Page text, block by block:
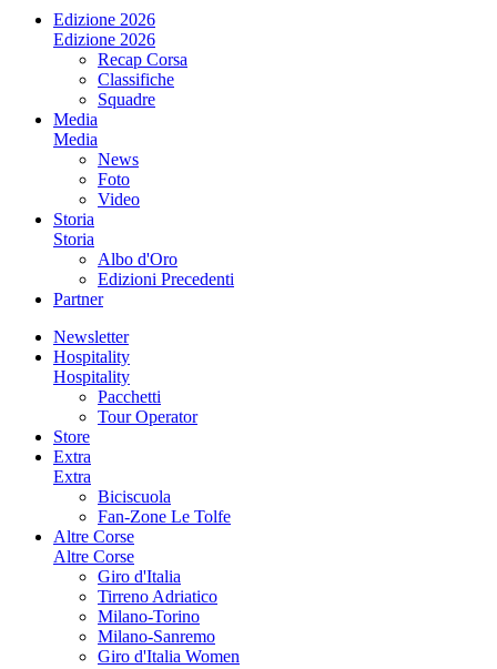
Edizione 2026
Edizione 2026
Recap Corsa
Classifiche
Squadre
Media
Media
News
Foto
Video
Storia
Storia
Albo d'Oro
Edizioni Precedenti
Partner
Newsletter
Hospitality
Hospitality
Pacchetti
Tour Operator
Store
Extra
Extra
Biciscuola
Fan-Zone Le Tolfe
Altre Corse
Altre Corse
Giro d'Italia
Tirreno Adriatico
Milano-Torino
Milano-Sanremo
Giro d'Italia Women